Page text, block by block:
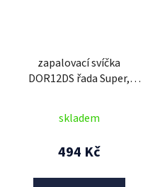
zapalovací svíčka
DOR12DS řada Super,
skladem
494 Kč